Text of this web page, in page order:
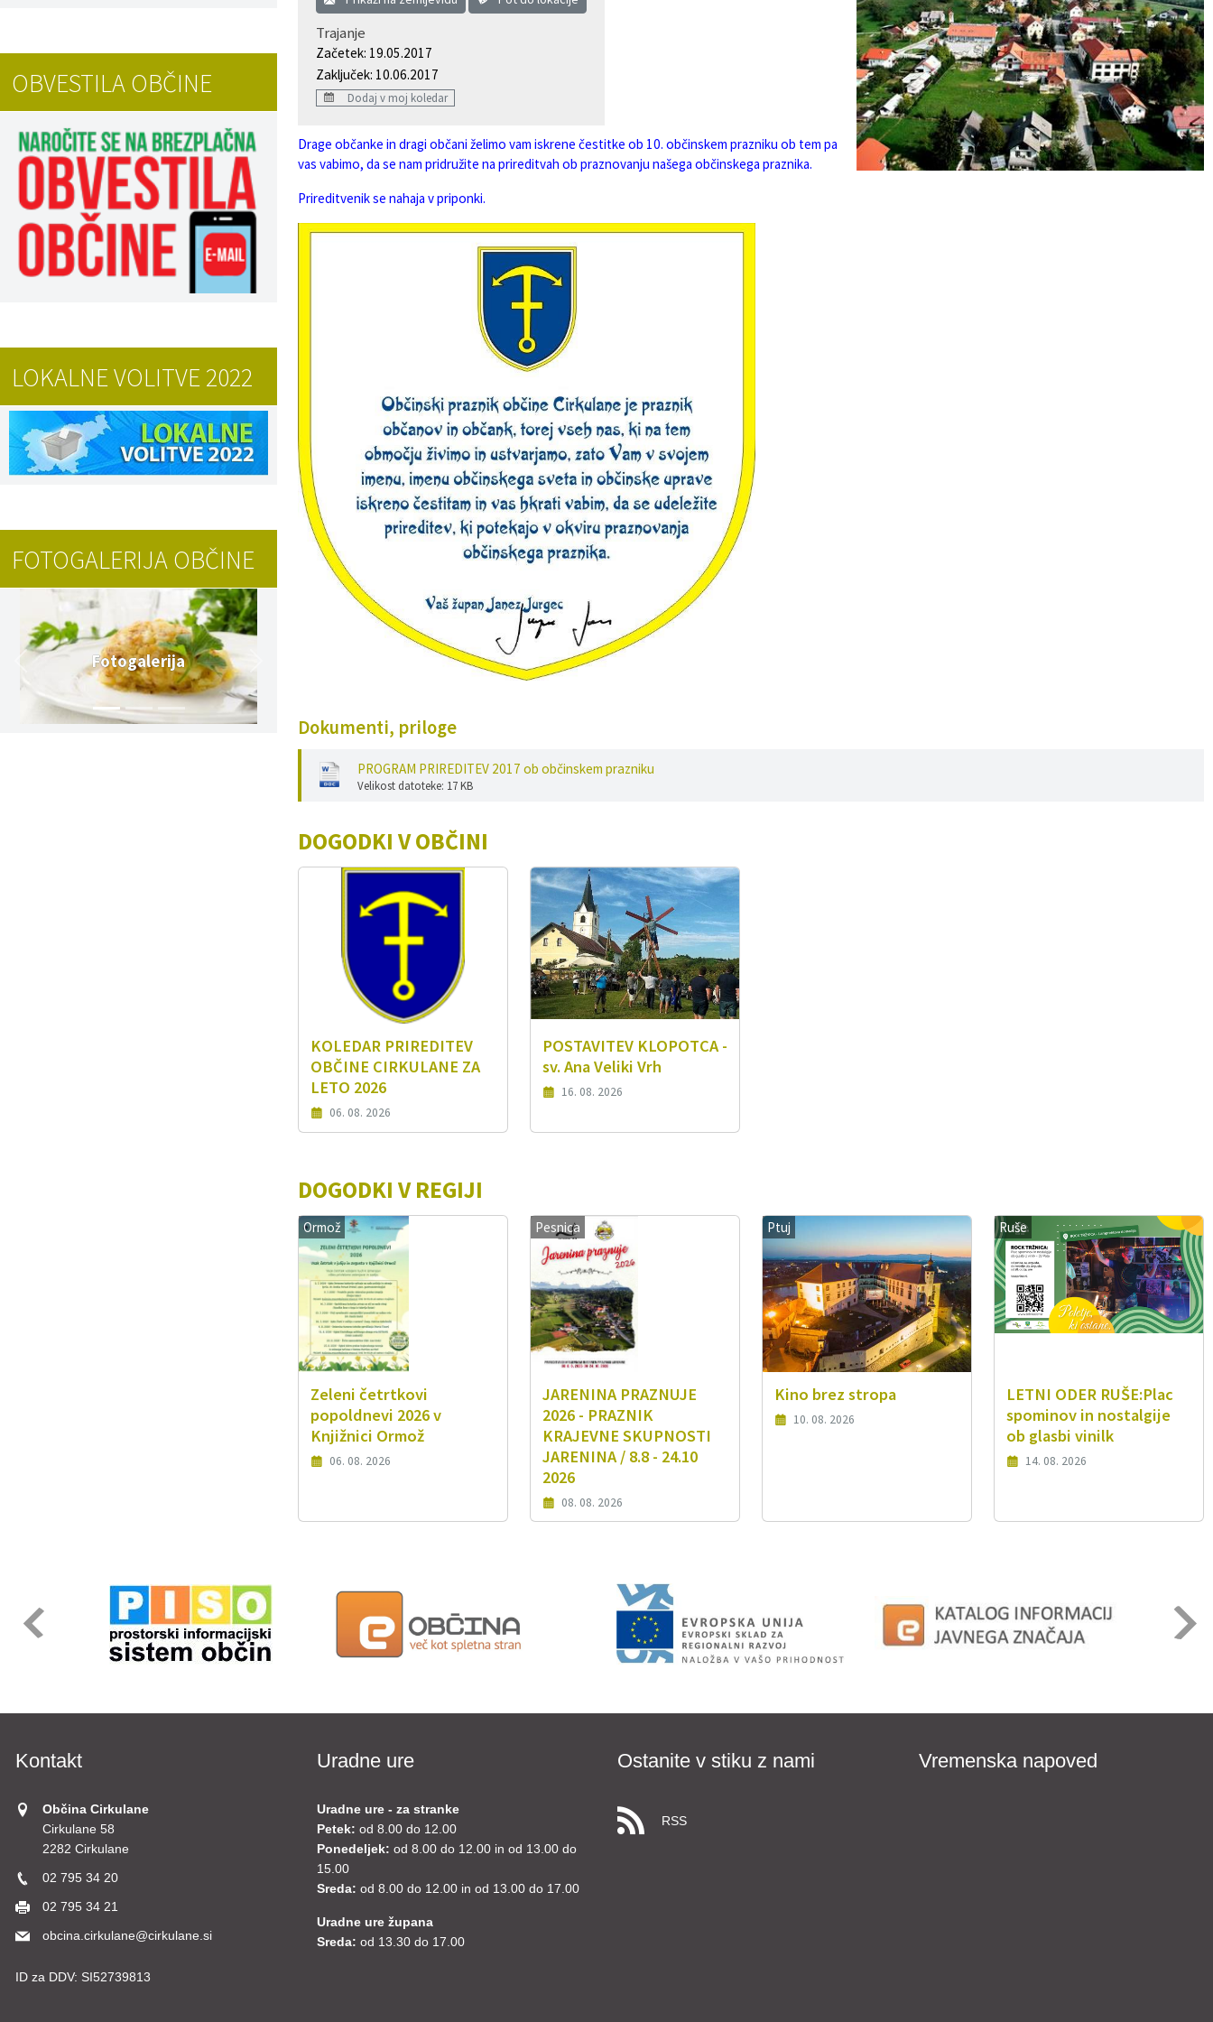
Trajanje
Začetek: 19.05.2017
Zaključek: 10.06.2017
Dodaj v moj koledar
Drage občanke in dragi občani želimo vam iskrene čestitke ob 10. občinskem prazniku ob tem pa
vas vabimo, da se nam pridružite na prireditvah ob praznovanju našega občinskega praznika.
Prireditvenik se nahaja v priponki.
Dokumenti, priloge
PROGRAM PRIREDITEV 2017 ob občinskem prazniku
Velikost datoteke: 17 KB
DOGODKI V OBČINI
KOLEDAR PRIREDITEV
OBČINE CIRKULANE ZA
LETO 2026
06. 08. 2026
POSTAVITEV KLOPOTCA -
sv. Ana Veliki Vrh
16. 08. 2026
DOGODKI V REGIJI
Ormož
Zeleni četrtkovi
popoldnevi 2026 v
Knjižnici Ormož
06. 08. 2026
Pesnica
JARENINA PRAZNUJE
2026 - PRAZNIK
KRAJEVNE SKUPNOSTI
JARENINA / 8.8 - 24.10
2026
08. 08. 2026
Ptuj
Kino brez stropa
10. 08. 2026
Ruše
LETNI ODER RUŠE:Plac
spominov in nostalgije
ob glasbi vinilk
14. 08. 2026
OBVESTILA OBČINE
LOKALNE VOLITVE 2022
FOTOGALERIJA OBČINE
Fotogalerija
Kontakt
Občina Cirkulane
Cirkulane 58
2282 Cirkulane
02 795 34 20
02 795 34 21
obcina.cirkulane@cirkulane.si
ID za DDV: SI52739813
Uradne ure
Uradne ure - za stranke
Petek: od 8.00 do 12.00
Ponedeljek: od 8.00 do 12.00 in od 13.00 do
15.00
Sreda: od 8.00 do 12.00 in od 13.00 do 17.00
Uradne ure župana
Sreda: od 13.30 do 17.00
Ostanite v stiku z nami
RSS
Vremenska napoved
Informacije javnega značaja
Lokalne volitve